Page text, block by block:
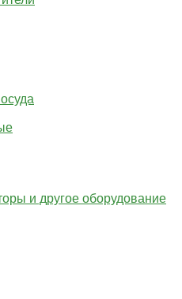
и другое оборудование